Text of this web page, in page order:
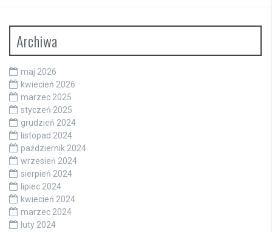
Archiwa
maj 2026
kwiecień 2026
marzec 2025
styczeń 2025
grudzień 2024
listopad 2024
październik 2024
wrzesień 2024
sierpień 2024
lipiec 2024
kwiecień 2024
marzec 2024
luty 2024